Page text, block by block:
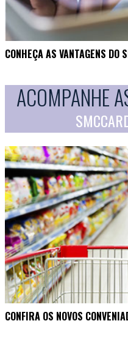
CONHEÇA AS VANTAGENS DO
ACOMPANHE
CONFIRA OS NOVOS